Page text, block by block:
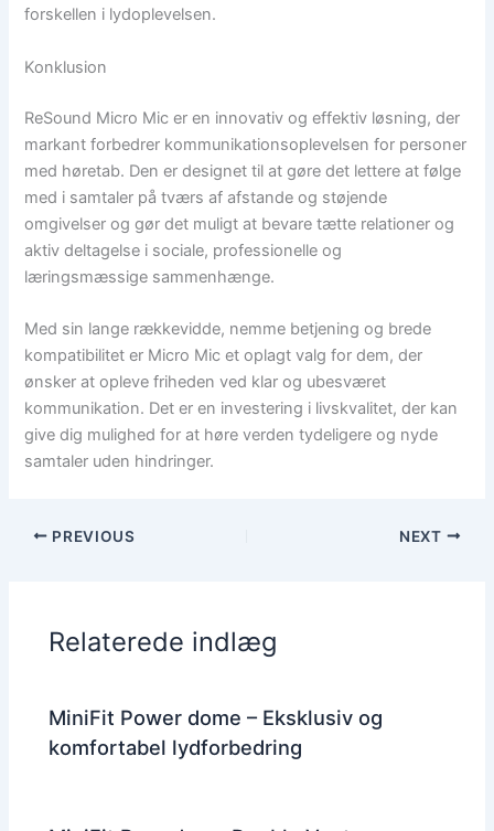
forskellen i lydoplevelsen.
Konklusion
ReSound Micro Mic er en innovativ og effektiv løsning, der
markant forbedrer kommunikationsoplevelsen for personer
med høretab. Den er designet til at gøre det lettere at følge
med i samtaler på tværs af afstande og støjende
omgivelser og gør det muligt at bevare tætte relationer og
aktiv deltagelse i sociale, professionelle og
læringsmæssige sammenhænge.
Med sin lange rækkevidde, nemme betjening og brede
kompatibilitet er Micro Mic et oplagt valg for dem, der
ønsker at opleve friheden ved klar og ubesværet
kommunikation. Det er en investering i livskvalitet, der kan
give dig mulighed for at høre verden tydeligere og nyde
samtaler uden hindringer.
PREVIOUS NEXT
Relaterede indlæg
MiniFit Power dome – Eksklusiv og
komfortabel lydforbedring